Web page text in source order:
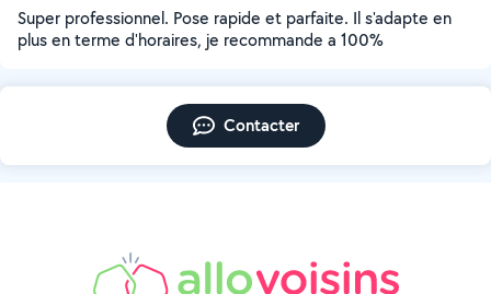
Super professionnel. Pose rapide et parfaite. Il s'adapte en
plus en terme d'horaires, je recommande a 100%
Contacter